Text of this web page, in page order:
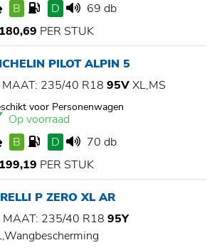
B
D
69 db
PER STUK
PILOT ALPIN 5
MAAT: 235/40 R18 95VXL,MS
voor Personenwagen
Op voorraad
B
D
70 db
PER STUK
P ZERO XL AR
MAAT: 235/40 R18 95Y